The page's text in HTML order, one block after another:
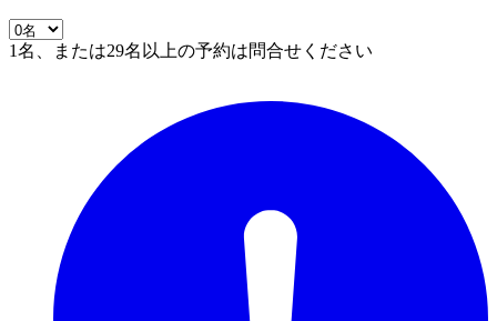
1名、または29名以上の予約は問合せください